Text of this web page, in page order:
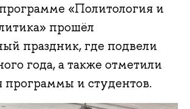
«Политология и
прошёл
праздник, где подвели
года, а также отметили
программы и студентов.